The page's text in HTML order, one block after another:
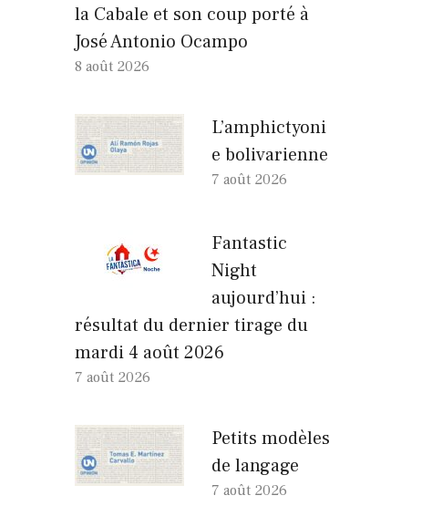
la Cabale et son coup porté à
José Antonio Ocampo
8 août 2026
L’amphictyoni
e bolivarienne
7 août 2026
Fantastic
Night
aujourd’hui :
résultat du dernier tirage du
mardi 4 août 2026
7 août 2026
Petits modèles
de langage
7 août 2026